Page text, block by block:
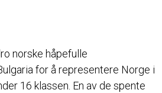
norske håpefulle
for å representere Norge i
16 klassen. En av de spente